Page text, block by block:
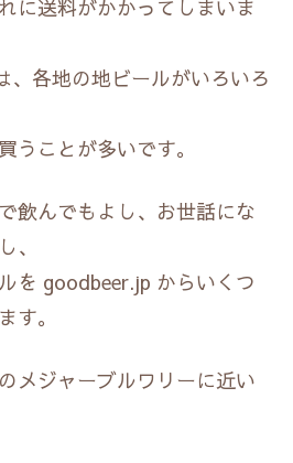
に送料がかかってしまいま
、各地の地ビールがいろいろ
うことが多いです。
飲んでもよし、お世話にな
、
を goodbeer.jp からいくつ
す。
メジャーブルワリーに近い